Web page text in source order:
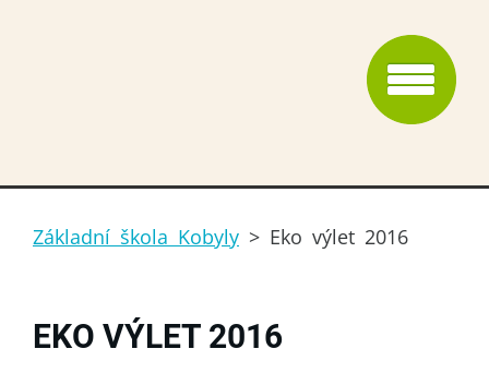
Základní škola Kobyly > Eko výlet 2016
EKO VÝLET 2016